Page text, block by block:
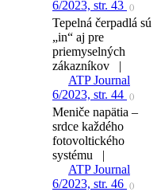
6/2023, str. 43
()
Tepelná čerpadlá sú
„in“ aj pre
priemyselných
zákazníkov |
ATP Journal
6/2023, str. 44
()
Meniče napätia –
srdce každého
fotovoltického
systému |
ATP Journal
6/2023, str. 46
()